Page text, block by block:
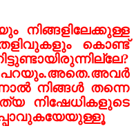
നിങ്ങളിലേക്കുള്ള
കൊണ്ട്
?
നിങ്ങൾ തന്നെ
നിഷേധികളുടെ